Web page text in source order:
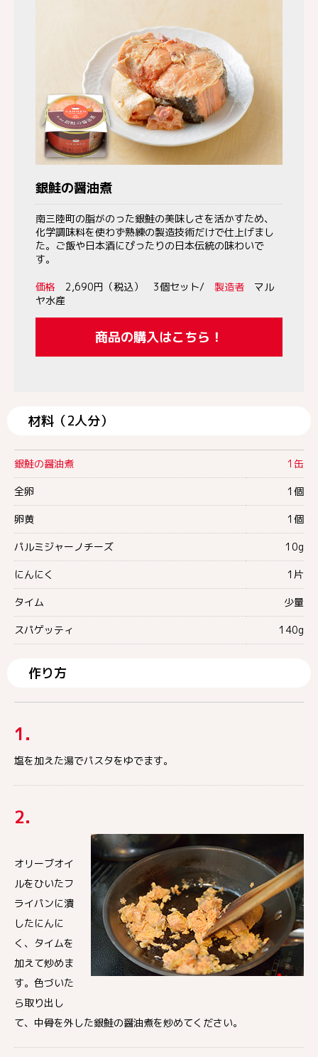
銀鮭の醤油煮
南三陸町の脂がのった銀鮭の美味しさを活かすため、
化学調味料を使わず熟練の製造技術だけで仕上げまし
た。ご飯や日本酒にぴったりの日本伝統の味わいで
す。
価格 2,690円（税込） 3個セット/ 製造者 マル
ヤ水産
商品の購入はこちら！
材料（2人分）
銀鮭の醤油煮 1缶
全卵 1個
卵黄 1個
パルミジャーノチーズ 10g
にんにく 1片
タイム 少量
スパゲッティ 140g
作り方
1.
塩を加えた湯でパスタをゆでます。
2.
オリーブオイ
ルをひいたフ
ライパンに潰
したにんに
く、タイムを
加えて炒めま
す。色づいた
ら取り出し
て、中骨を外した銀鮭の醤油煮を炒めてください。